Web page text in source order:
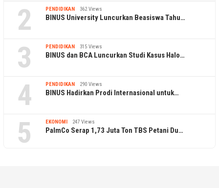
2 PENDIDIKAN 362 Views
BINUS University Luncurkan Beasiswa Tahu…
3 PENDIDIKAN 315 Views
BINUS dan BCA Luncurkan Studi Kasus Halo…
4 PENDIDIKAN 290 Views
BINUS Hadirkan Prodi Internasional untuk…
5 EKONOMI 247 Views
PalmCo Serap 1,73 Juta Ton TBS Petani Du…